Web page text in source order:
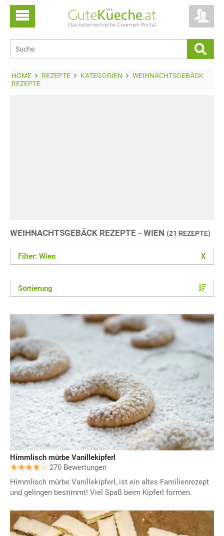
HOME REZEPTE KATEGORIEN
WEIHNACHTSGEBÄCK
REZEPTE
WEIHNACHTSGEBÄCK REZEPTE - WIEN (21 REZEPTE)
Filter: Wien X
Sortierung
Himmlisch mürbe Vanillekipferl
270 Bewertungen
Himmlisch mürbe Vanillekipferl, ist ein altes Familienrezept
und gelingen bestimmt! Viel Spaß beim Kipferl formen.